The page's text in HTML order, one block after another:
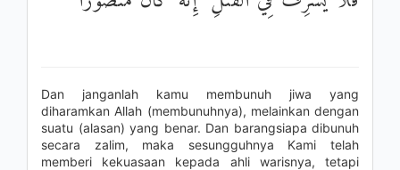
Dan janganlah kamu membunuh jiwa yang
diharamkan Allah (membunuhnya), melainkan dengan
suatu (alasan) yang benar. Dan barangsiapa dibunuh
secara zalim, maka sesungguhnya Kami telah
memberi kekuasaan kepada ahli warisnya, tetapi